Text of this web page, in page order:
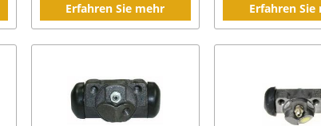
Erfahren Sie mehr Erfahren Sie